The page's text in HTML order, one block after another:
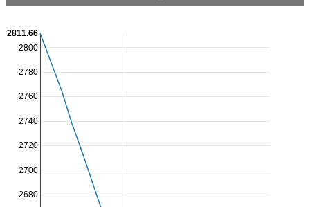
2680
2700
2720
2740
2760
2780
2800
2811.66